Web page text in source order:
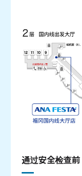
通过安全检查前